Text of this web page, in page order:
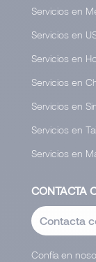
Servicios en
Servicios en
Servicios en
Servicios en
Servicios en
Servicios en
Servicios en
CONTACTA
Contacta
Confía en